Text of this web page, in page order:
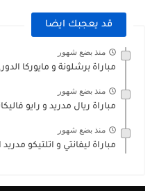
قد يعجبك ايضا
منذ بضع شهور
مباراة برشلونة و مايوركا الدوري
منذ بضع شهور
مباراة ريال مدريد و رايو فاليكانو
منذ بضع شهور
مباراة ليفانتي و اتلتيكو مدريد